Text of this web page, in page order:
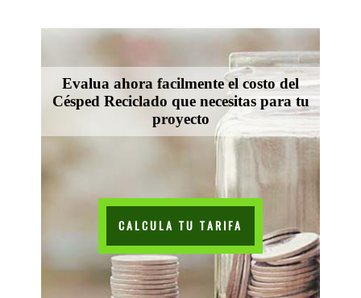
Evalua ahora facilmente el costo del
Césped Reciclado que necesitas para tu
proyecto
CALCULA TU TARIFA